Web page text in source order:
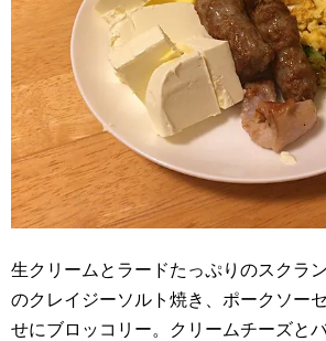
生クリームとラードたっぷりのスクラ
のクレイジーソルト焼き、ポークソー
せにブロッコリー。クリームチーズとバ